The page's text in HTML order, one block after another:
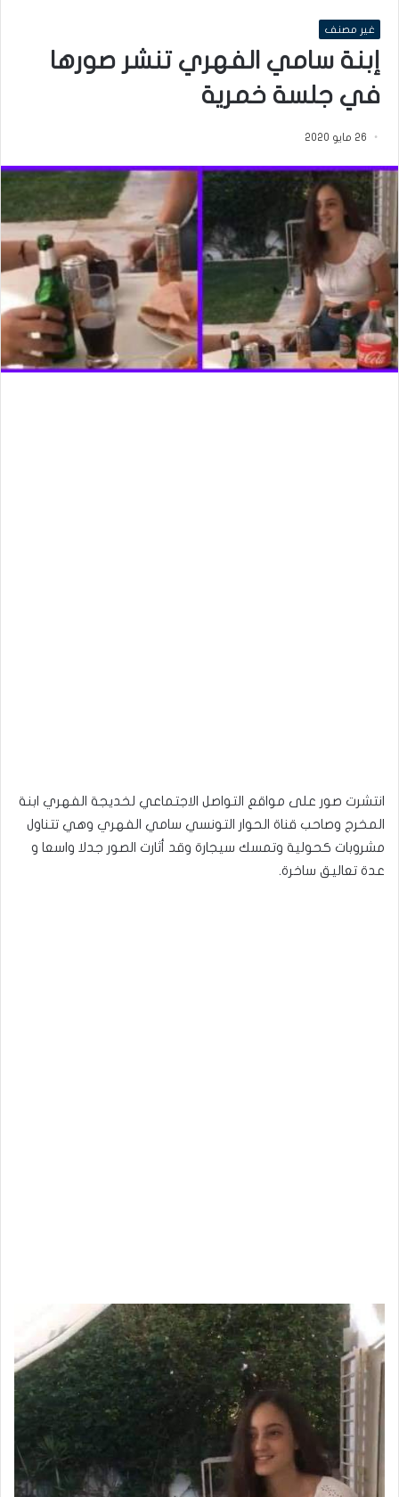
غير مصنف
إبنة سامي الفهري تنشر صورها
في جلسة خمرية
26 مايو 2020
انتشرت صور على مواقع التواصل الاجتماعي لخديجة الفهري ابنة
المخرج وصاحب قناة الحوار التونسي سامي الفهري وهي تتناول
مشروبات كحولية وتمسك سيجارة وقد أثارت الصور جدلا واسعا و
عدة تعاليق ساخرة.